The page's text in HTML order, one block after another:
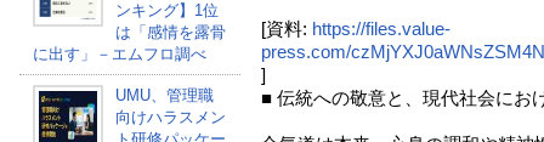
ンキング】1位
は「感情を露骨
に出す」－エムフロ調べ
UMU、管理職
向けハラスメン
[資料: https://files.value-
press.com/
]
■ 伝統への敬意と、現代社会にお